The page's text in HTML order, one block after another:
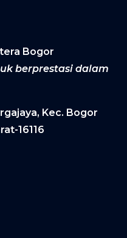
Bogor
berprestasi dalam
Kec. Bogor
16116